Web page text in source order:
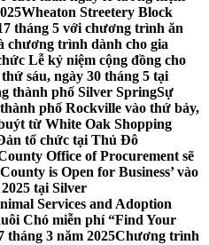
Wheaton Streetery Block
tháng 5 với chương trình ăn
chương trình dành cho gia
Lễ kỷ niệm cộng đồng cho
sáu, ngày 30 tháng 5 tại
thành phố Silver SpringSự
phố Rockville vào thứ bảy,
từ White Oak Shopping
tổ chức tại Thủ Đô
Office of Procurement sẽ
is Open for Business’ vào
tại Silver
Services and Adoption
Chó miễn phí “Find Your
tháng 3 năm 2025Chương trình